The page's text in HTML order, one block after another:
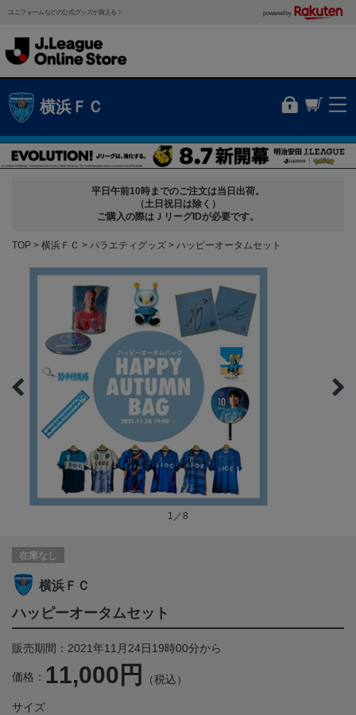
ユニフォームなどの公式グッズが買える！ powered by
横浜ＦＣ
平日午前10時までのご注文は当日出荷。
（土日祝日は除く）
ご購入の際はＪリーグIDが必要です。
TOP 横浜ＦＣ バラエティグッズ ハッピーオータムセット
1／8
在庫なし
横浜ＦＣ
ハッピーオータムセット
販売期間：2021年11月24日19時00分から
価格： 11,000円 （税込）
サイズ